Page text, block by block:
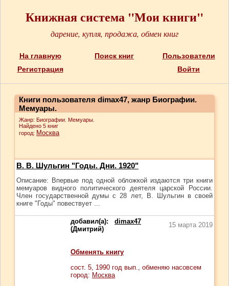
Книжная система "Мои книги"
дарение, купля, продажа, обмен книг
На главную Поиск книг
Пользователи
Регистрация
Войти
Книги пользователя dimax47, жанр Биографии.
Мемуары.
Жанр: Биографии. Мемуары.
Найдено 5 книг
город: Москва
В. В. Шульгин "Годы. Дни. 1920"
Описание: Впервые под одной обложкой издаются три книги
мемуаров видного политического деятеля царской России.
Член государственной думы с 28 лет, В. Шульгин в своей
книге "Годы" повествует ...
добавил(а): dimax47
(Дмитрий)
15 марта 2019
Обменять книгу
сост. 5, 1990 год вып., обменяю насовсем
город: Москва